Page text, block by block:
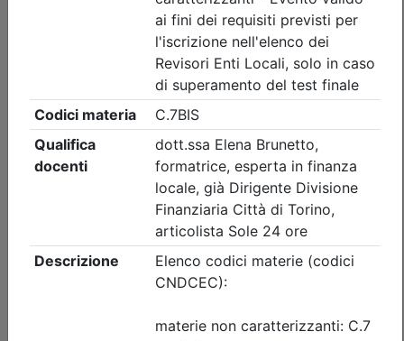
dal 24/07/2026 al 16/09/2026
Priorità iscrizioni
- professionisti appartenenti all'Ordine organizzatore
Posti disponibili: 207
Iscrizione